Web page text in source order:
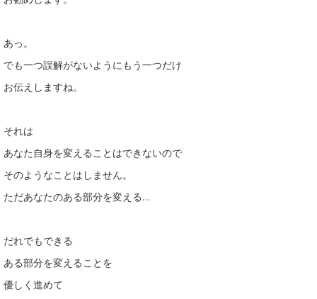
あっ。
でも一つ誤解がないようにもう一つだけ
お伝えしますね。
それは
あなた自身を変えることはできないので
そのようなことはしません。
ただあなたのある部分を変える…
だれでもできる
ある部分を変えることを
優しく進めて